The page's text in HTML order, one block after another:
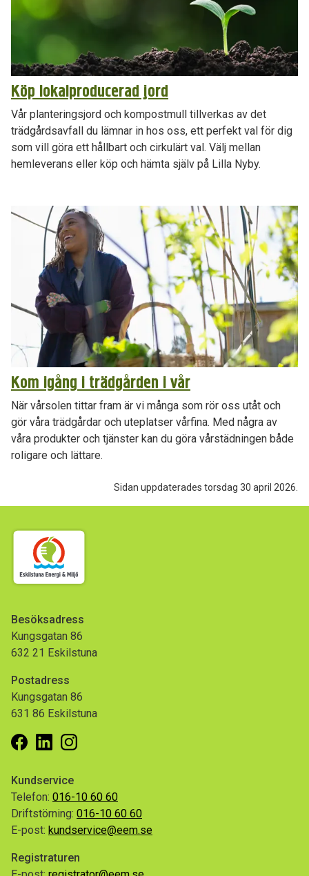
Köp lokalproducerad jord
Vår planteringsjord och kompostmull tillverkas av det
trädgårdsavfall du lämnar in hos oss, ett perfekt val för dig
som vill göra ett hållbart och cirkulärt val. Välj mellan
hemleverans eller köp och hämta själv på Lilla Nyby.
Kom igång i trädgården i vår
När vårsolen tittar fram är vi många som rör oss utåt och
gör våra trädgårdar och uteplatser vårfina. Med några av
våra produkter och tjänster kan du göra vårstädningen både
roligare och lättare.
Sidan uppdaterades torsdag 30 april 2026.
Besöksadress
Kungsgatan 86
632 21 Eskilstuna
Postadress
Kungsgatan 86
631 86 Eskilstuna
Facebook
LinkedinInstagram
Kundservice
Telefon: 016-10 60 60
Driftstörning: 016-10 60 60
E-post: kundservice@eem.se
Registraturen